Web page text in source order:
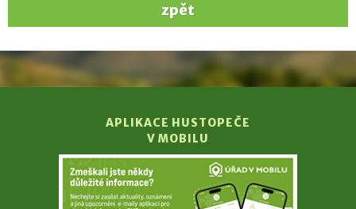
zpět
APLIKACE HUSTOPEČE
V MOBILU